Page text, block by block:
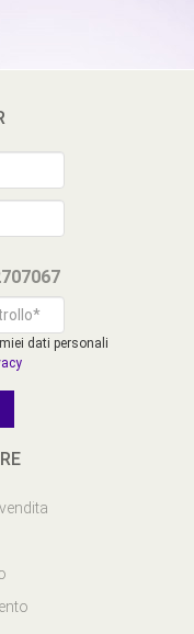
dati personali